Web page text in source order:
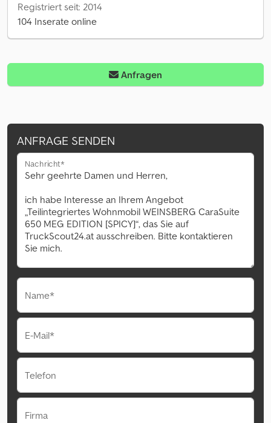
Registriert seit: 2014
104 Inserate online
Anfragen
ANFRAGE SENDEN
Nachricht*
Name*
E-Mail*
Telefon
Firma